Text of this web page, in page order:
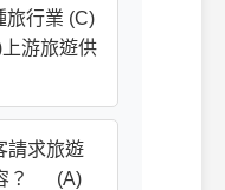
旅行業 (C)
游旅遊供
請求旅遊
容？ (A)